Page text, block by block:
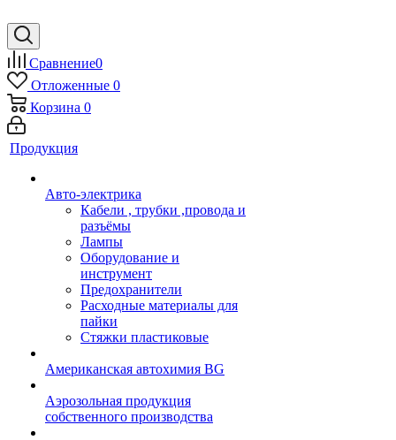
Сравнение0
Отложенные 0
Корзина 0
Продукция
Авто-электрика
Кабели , трубки ,провода и
разъёмы
Лампы
Оборудование и
инструмент
Предохранители
Расходные материалы для
пайки
Стяжки пластиковые
Американская автохимия BG
Аэрозольная продукция
собственного производства